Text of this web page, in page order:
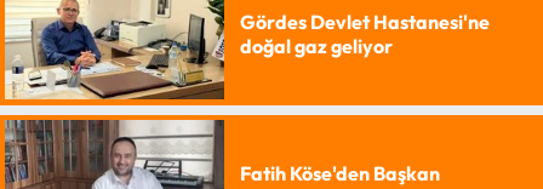
Gördes Devlet Hastanesi'ne
doğal gaz geliyor
Fatih Köse'den Başkan